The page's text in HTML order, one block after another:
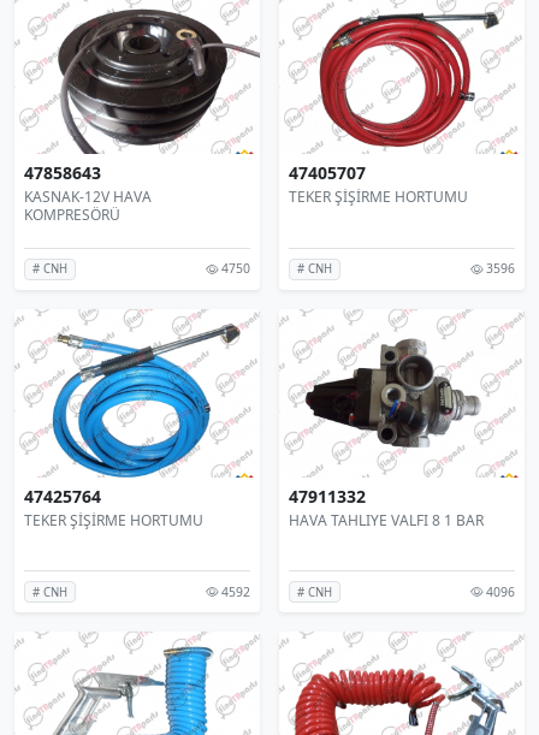
47858643
KASNAK-12V HAVA
KOMPRESÖRÜ
# CNH 4750
47405707
TEKER ŞİŞİRME HORTUMU
# CNH 3596
47425764
TEKER ŞİŞİRME HORTUMU
# CNH 4592
47911332
HAVA TAHLIYE VALFI 8 1 BAR
# CNH 4096